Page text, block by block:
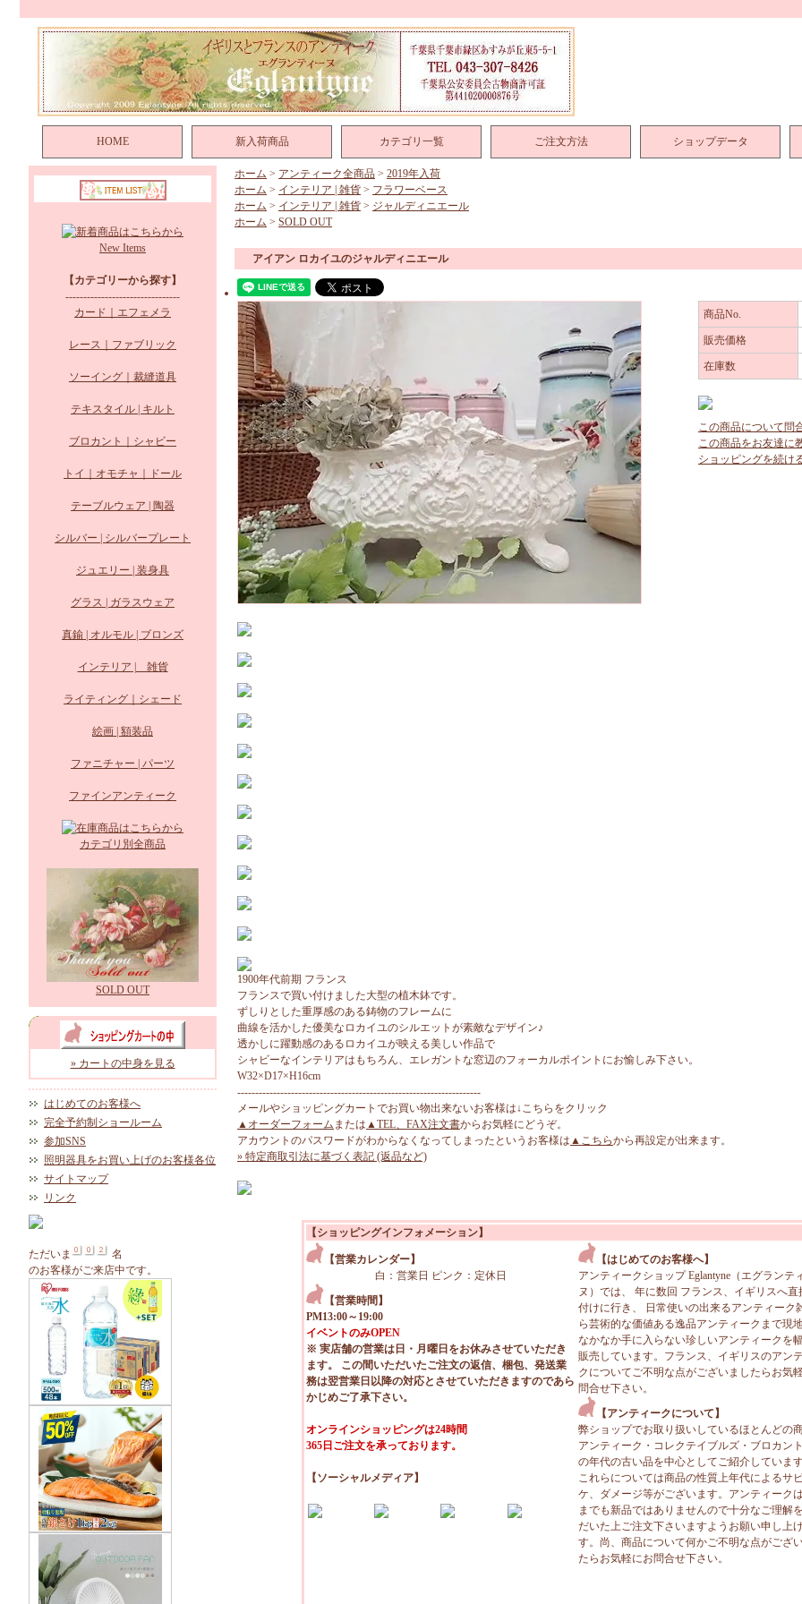
HOME 新入荷商品 カテゴリ一覧 ご注文方法 ショップデータ
New Items
【カテゴリーから探す】
--------------------------------
カード｜エフェメラ
レース｜ファブリック
ソーイング｜裁縫道具
テキスタイル | キルト
ブロカント｜シャビー
トイ｜オモチャ｜ドール
テーブルウェア | 陶器
シルバー | シルバープレート
ジュエリー | 装身具
グラス | ガラスウェア
真鍮 | オルモル | ブロンズ
インテリア | 雑貨
ライティング｜シェード
絵画 | 額装品
ファニチャー | パーツ
ファインアンティーク
カテゴリ別全商品
SOLD OUT
» カートの中身を見る
はじめてのお客様へ
完全予約制ショールーム
参加SNS
照明器具をお買い上げのお客様各位
サイトマップ
リンク
ただいま
名
のお客様がご来店中です。
ホーム > アンティーク全商品 > 2019年入荷
ホーム > インテリア | 雑貨 > フラワーベース
ホーム > インテリア | 雑貨 > ジャルディニエール
ホーム > SOLD OUT
アイアン ロカイユのジャルディニエール
商品No.
販売価格
在庫数
この商品について問
この商品をお友達に
ショッピングを続け
1900年代前期 フランス
フランスで買い付けました大型の植木鉢です。
ずしりとした重厚感のある鋳物のフレームに
曲線を活かした優美なロカイユのシルエットが素敵なデザイン♪
透かしに躍動感のあるロカイユが映える美しい作品で
シャビーなインテリアはもちろん、エレガントな窓辺のフォーカルポイントにお愉しみ下さい。
W32×D17×H16cm
--------------------------------------------------------------------
メールやショッピングカートでお買い物出来ないお客様は↓こちらをクリック
▲オーダーフォーム または ▲TEL、FAX注文書からお気軽にどうぞ。
アカウントのパスワードがわからなくなってしまったというお客様は ▲こちらから再設定が出来ます。
» 特定商取引法に基づく表記 (返品など)
【ショッピングインフォメーション】
【営業カレンダー】
白：営業日 ピンク：定休日
【営業時間】
PM13:00～19:00
イベントのみOPEN
※ 実店舗の営業は日・月曜日をお休みさせていただき
ます。 この間いただいたご注文の返信、梱包、発送業
務は翌営業日以降の対応とさせていただきますのであら
かじめご了承下さい。
オンラインショッピングは24時間
365日ご注文を承っております。
【ソーシャルメディア】
【はじめてのお客様へ】
アンティークショップ Eglantyne（エグランテ
ヌ）では、 年に数回 フランス、イギリスへ直
付けに行き、 日常使いの出来るアンティーク
ら芸術的な価値ある逸品アンティークまで現
なかなか手に入らない珍しいアンティークを
販売しています。フランス、イギリスのアン
クについてご不明な点がございましたらお気
問合せ下さい。
【アンティークについて】
弊ショップでお取り扱いしているほとんどの
アンティーク・コレクテイブルズ・ブロカン
の年代の古い品を中心としてご紹介しています
これらについては商品の性質上年代によるサ
ケ、ダメージ等がございます。アンティーク
までも新品ではありませんので十分なご理解
だいた上ご注文下さいますようお願い申し上
す。尚、商品について何かご不明な点がござ
たらお気軽にお問合せ下さい。